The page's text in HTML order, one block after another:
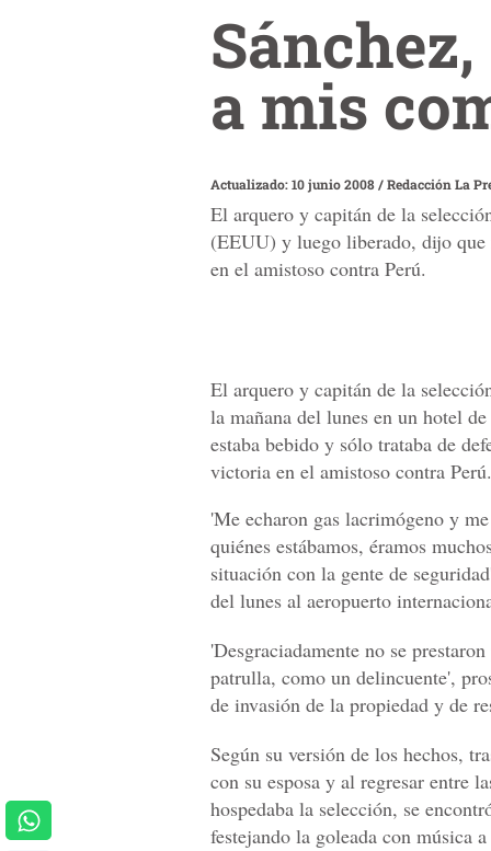
a mis
Actualizado: 10 junio 2008/Redacción La
El arquero y capitán de la
(EEUU) y luego liberado, dijo que
en el amistoso contra Perú.
El arquero y capitán de la
la mañana del lunes en un hotel
estaba bebido y sólo trataba de
victoria en el amistoso contra Perú.
'Me echaron gas lacrimógeno y
quiénes estábamos, éramos
situación con la gente de
del lunes al aeropuerto
'Desgraciadamente no se
patrulla, como un delincuente',
de invasión de la propiedad y de
Según su versión de los hechos,
con su esposa y al regresar entre
hospedaba la selección, se
festejando la goleada con música